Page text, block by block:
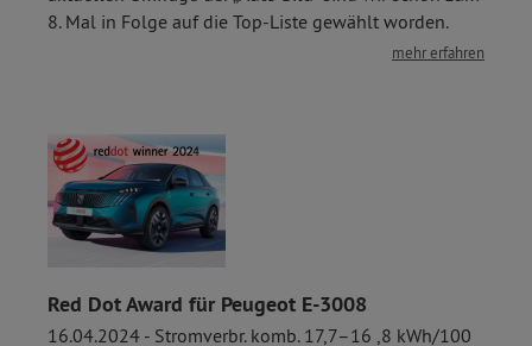
8. Mal in Folge auf die Top-Liste gewählt worden.
mehr erfahren
Red Dot Award für Peugeot E-3008
16.04.2024 - Stromverbr. komb. 17,7–16 ,8 kWh/100